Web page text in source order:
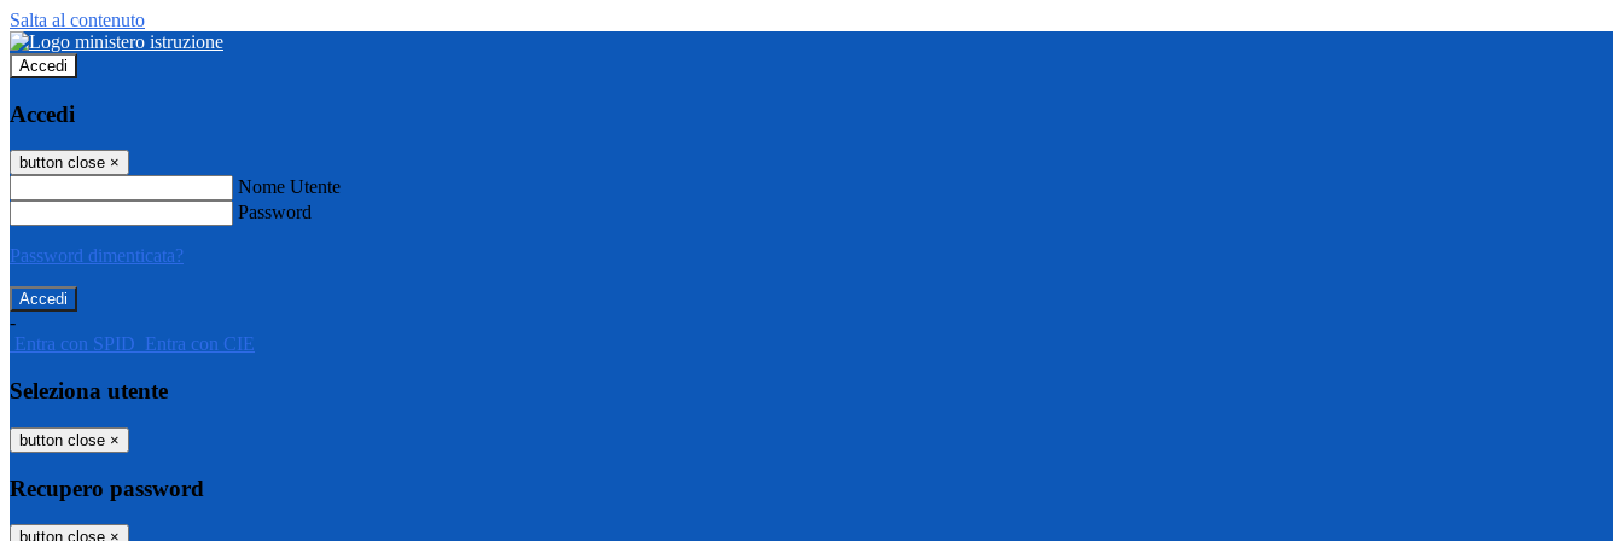
Salta al contenuto
Accedi
Accedi
button close ×
Nome Utente
Password
Password dimenticata?
-
Entra con SPID Entra con CIE
Seleziona utente
button close ×
Recupero password
button close ×